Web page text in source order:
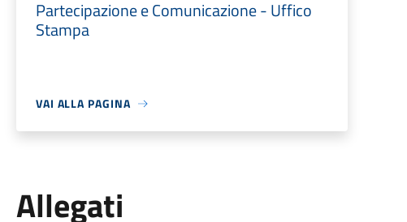
Partecipazione e Comunicazione - Uffico
Stampa
VAI ALLA PAGINA
Allegati